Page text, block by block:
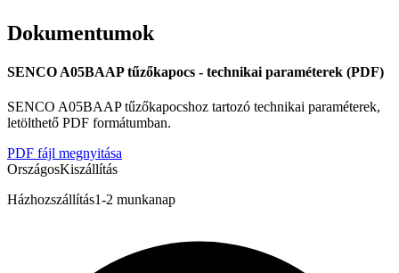
Dokumentumok
SENCO A05BAAP tűzőkapocs - technikai paraméterek (PDF)
SENCO A05BAAP tűzőkapocshoz tartozó technikai paraméterek,
letölthető PDF formátumban.
PDF fájl megnyitása
OrszágosKiszállítás
Házhozszállítás1-2 munkanap